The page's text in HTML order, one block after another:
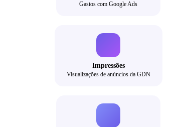
Gastos com Google Ads
Impressões
Visualizações de anúncios da GDN